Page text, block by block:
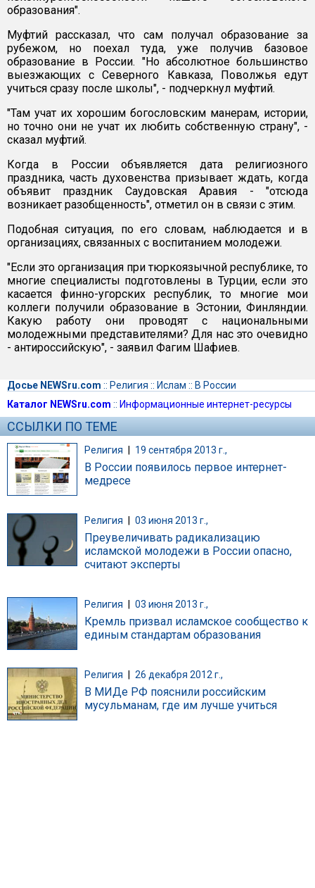
образования".
Муфтий рассказал, что сам получал образование за
рубежом, но поехал туда, уже получив базовое
образование в России. "Но абсолютное большинство
выезжающих с Северного Кавказа, Поволжья едут
учиться сразу после школы", - подчеркнул муфтий.
"Там учат их хорошим богословским манерам, истории,
но точно они не учат их любить собственную страну", -
сказал муфтий.
Когда в России объявляется дата религиозного
праздника, часть духовенства призывает ждать, когда
объявит праздник Саудовская Аравия - "отсюда
возникает разобщенность", отметил он в связи с этим.
Подобная ситуация, по его словам, наблюдается и в
организациях, связанных с воспитанием молодежи.
"Если это организация при тюркоязычной республике, то
многие специалисты подготовлены в Турции, если это
касается финно-угорских республик, то многие мои
коллеги получили образование в Эстонии, Финляндии.
Какую работу они проводят с национальными
молодежными представителями? Для нас это очевидно
- антироссийскую", - заявил Фагим Шафиев.
Досье NEWSru.com :: Религия :: Ислам :: В России
Каталог NEWSru.com :: Информационные интернет-ресурсы
ССЫЛКИ ПО ТЕМЕ
Религия | 19 сентября 2013 г.,
В России появилось первое интернет-
медресе
Религия 03 июня 2013 г.,
Преувеличивать радикализацию
исламской молодежи в России опасно,
считают эксперты
Религия 03 июня 2013 г.,
Кремль призвал исламское сообщество к
единым стандартам образования
Религия 26 декабря 2012 г.,
В МИДе РФ пояснили российским
мусульманам, где им лучше учиться